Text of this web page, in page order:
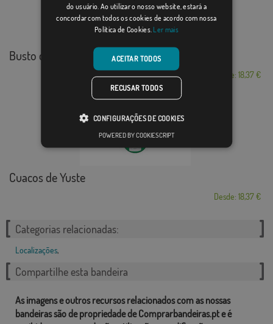
Busto de Bureba
Desde: 18,37 €
Cuacos de Yuste
Desde: 18,37 €
Categorias relacionadas:
Localizações,
Compartilhe esta bandeira
As imagens e outros recursos relacionados com as nossas
bandeiras são de propriedade de Comprarbandeiras.pt e é
do usuário. Ao utilizar o nosso website, estará a
concordar com todos os cookies de acordo com nossa
Política de Cookies. Ler mais
ACEITAR TODOS
RECUSAR TODOS
CONFIGURAÇÕES DE COOKIES
POWERED BY COOKIESCRIPT